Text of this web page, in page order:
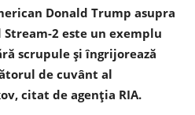
Donald Trump asupra
2 este un exemplu
scrupule și îngrijorează
de cuvânt al
citat de agenția RIA.